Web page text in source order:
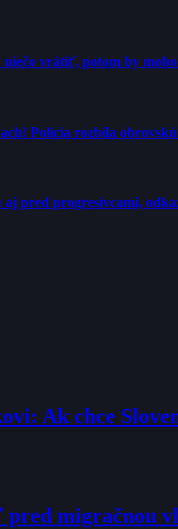
vrátiť, potom by
Polícia rozbila
pred progresívcami,
Ak chce
migračnou